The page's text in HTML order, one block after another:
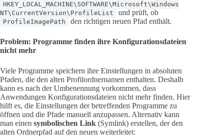
HKEY_LOCAL_MACHINE\SOFTWARE\Microsoft\Windows
NT\CurrentVersion\ProfileList
und prüft, ob
ProfileImagePath den richtigen neuen Pfad enthält.
Problem: Programme finden ihre Konfigurationsdateien
nicht mehr
Viele Programme speichern ihre Einstellungen in absoluten
Pfaden, die den alten Profilordnernamen enthalten. Deshalb
kann es nach der Umbenennung vorkommen, dass
Anwendungen Konfigurationsdateien nicht mehr finden. Hier
hilft es, die Einstellungen der betreffenden Programme zu
öffnen und die Pfade manuell anzupassen. Alternativ kann
man einen symbolischen Link (Symlink) erstellen, der den
alten Ordnerpfad auf den neuen weiterleitet: